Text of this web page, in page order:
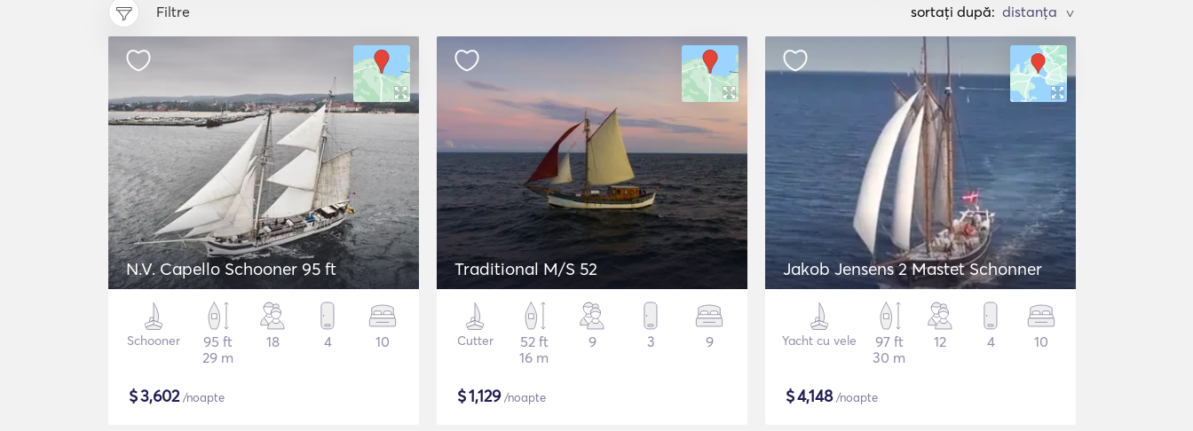
Filtre sortați după: >
N.V. Capello Schooner 95 ft
Schooner
95 ft
29 m
18 4 10
$3,602/noapte
Traditional M/S 52
Cutter
52 ft
16 m
9 3 9
$1,129/noapte
Jakob Jensens 2 Mastet Schonner
Yacht cu vele
97 ft
30 m
12 4 10
$4,148/noapte